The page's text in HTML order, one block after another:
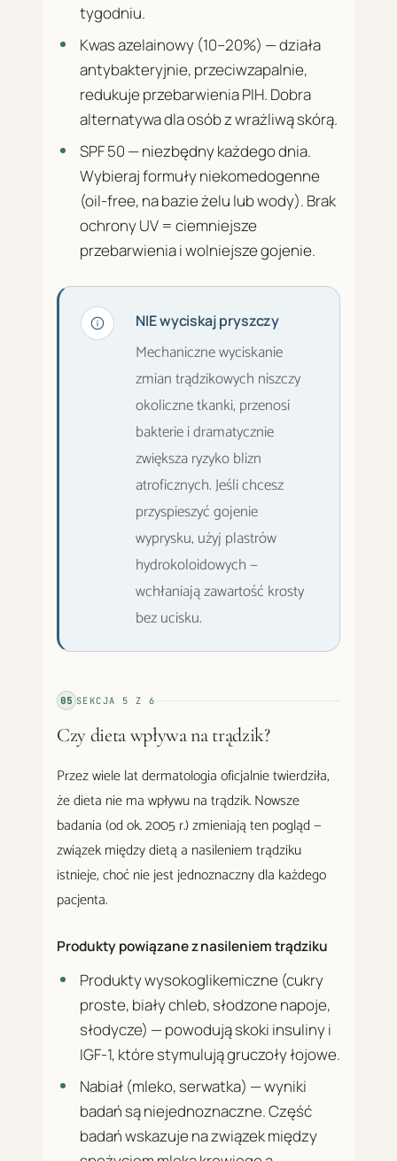
tygodniu.
Kwas azelainowy (10–20%) — działa
antybakteryjnie, przeciwzapalnie,
redukuje przebarwienia PIH. Dobra
alternatywa dla osób z wrażliwą skórą.
SPF 50 — niezbędny każdego dnia.
Wybieraj formuły niekomedogenne
(oil-free, na bazie żelu lub wody). Brak
ochrony UV = ciemniejsze
przebarwienia i wolniejsze gojenie.
NIE wyciskaj pryszczy
Mechaniczne wyciskanie
zmian trądzikowych niszczy
okoliczne tkanki, przenosi
bakterie i dramatycznie
zwiększa ryzyko blizn
atroficznych. Jeśli chcesz
przyspieszyć gojenie
wyprysku, użyj plastrów
hydrokoloidowych —
wchłaniają zawartość krosty
bez ucisku.
05 SEKCJA 5 Z6
Czy dieta wpływa na trądzik?
Przez wiele lat dermatologia oficjalnie twierdziła,
że dieta nie ma wpływu na trądzik. Nowsze
badania (od ok. 2005 r.) zmieniają ten pogląd —
związek między dietą a nasileniem trądziku
istnieje, choć nie jest jednoznaczny dla każdego
pacjenta.
Produkty powiązane z nasileniem trądziku
Produkty wysokoglikemiczne (cukry
proste, biały chleb, słodzone napoje,
słodycze) — powodują skoki insuliny i
IGF-1, które stymulują gruczoły łojowe.
Nabiał (mleko, serwatka) — wyniki
badań są niejednoznaczne. Część
badań wskazuje na związek między